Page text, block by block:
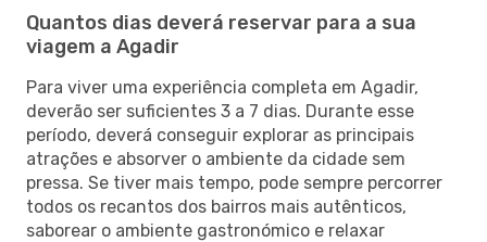
Quantos dias deverá reservar para a sua
viagem a Agadir
Para viver uma experiência completa em Agadir,
deverão ser suficientes 3 a 7 dias. Durante esse
período, deverá conseguir explorar as principais
atrações e absorver o ambiente da cidade sem
pressa. Se tiver mais tempo, pode sempre percorrer
todos os recantos dos bairros mais autênticos,
saborear o ambiente gastronómico e relaxar